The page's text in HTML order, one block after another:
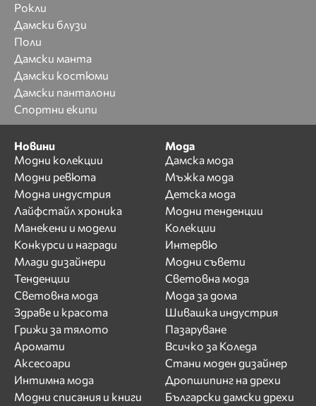
Рокли
Дамски блузи
Поли
Дамски манта
Дамски костюми
Дамски панталони
Спортни екипи
Новини
Модни колекции
Модни ревюта
Модна индустрия
Лайфстайл хроника
Манекени и модели
Конкурси и награди
Млади дизайнери
Тенденции
Световна мода
Здраве и красота
Грижи за тялото
Аромати
Аксесоари
Интимна мода
Модни списания и книги
Мода
Дамска мода
Мъжка мода
Детска мода
Модни тенденции
Колекции
Интервю
Модни съвети
Световна мода
Мода за дома
Шивашка индустрия
Пазаруване
Всичко за Коледа
Стани моден дизайнер
Дропшипинг на дрехи
Български дамски дрехи